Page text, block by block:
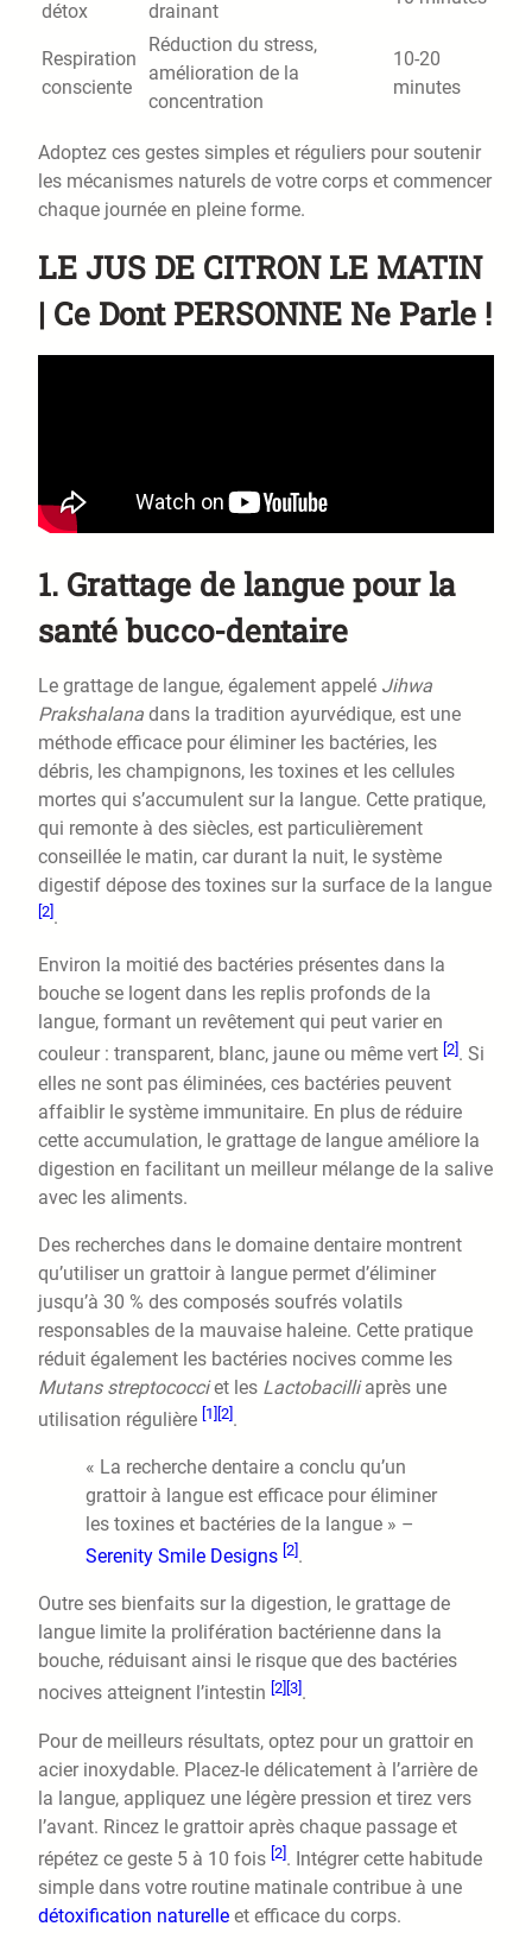
détox
drainant
Respiration
consciente
Réduction du stress,
amélioration de la
concentration
10-20
minutes
Adoptez ces gestes simples et réguliers pour soutenir
les mécanismes naturels de votre corps et commencer
chaque journée en pleine forme.
LE JUS DE CITRON LE MATIN
| Ce Dont PERSONNE Ne Parle !
1. Grattage de langue pour la
santé bucco-dentaire
Le grattage de langue, également appelé Jihwa
Prakshalana dans la tradition ayurvédique, est une
méthode efficace pour éliminer les bactéries, les
débris, les champignons, les toxines et les cellules
mortes qui s’accumulent sur la langue. Cette pratique,
qui remonte à des siècles, est particulièrement
conseillée le matin, car durant la nuit, le système
digestif dépose des toxines sur la surface de la langue
[2] .
Environ la moitié des bactéries présentes dans la
bouche se logent dans les replis profonds de la
langue, formant un revêtement qui peut varier en
couleur : transparent, blanc, jaune ou même vert [2]. Si
elles ne sont pas éliminées, ces bactéries peuvent
affaiblir le système immunitaire. En plus de réduire
cette accumulation, le grattage de langue améliore la
digestion en facilitant un meilleur mélange de la salive
avec les aliments.
Des recherches dans le domaine dentaire montrent
qu’utiliser un grattoir à langue permet d’éliminer
jusqu’à 30 % des composés soufrés volatils
responsables de la mauvaise haleine. Cette pratique
réduit également les bactéries nocives comme les
Mutans streptococciet les Lactobacilliaprès une
utilisation régulière [1] [2].
« La recherche dentaire a conclu qu’un
grattoir à langue est efficace pour éliminer
les toxines et bactéries de la langue » –
Serenity Smile Designs [2] .
Outre ses bienfaits sur la digestion, le grattage de
langue limite la prolifération bactérienne dans la
bouche, réduisant ainsi le risque que des bactéries
nocives atteignent l’intestin [2] [3].
Pour de meilleurs résultats, optez pour un grattoir en
acier inoxydable. Placez-le délicatement à l’arrière de
la langue, appliquez une légère pression et tirez vers
l’avant. Rincez le grattoir après chaque passage et
répétez ce geste 5 à 10 fois [2]. Intégrer cette habitude
simple dans votre routine matinale contribue à une
détoxification naturelle et efficace du corps.